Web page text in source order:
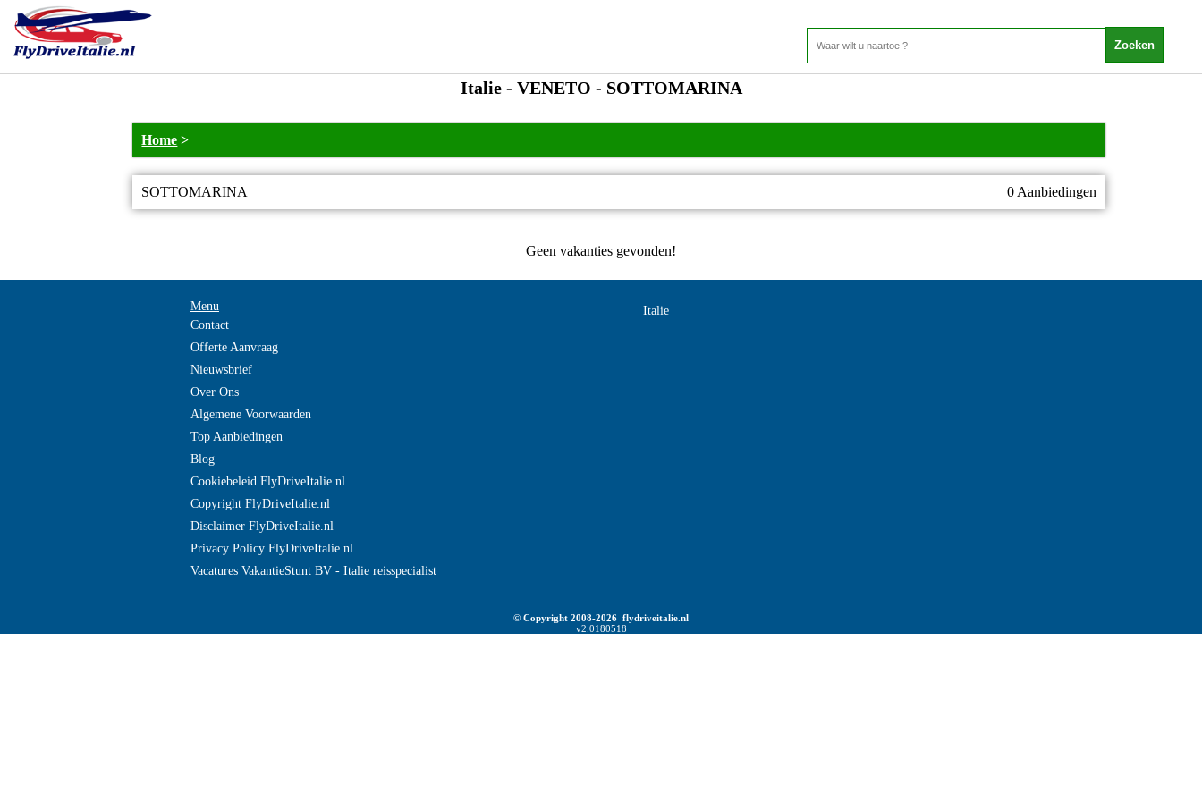
Italie - VENETO - SOTTOMARINA
Home >
SOTTOMARINA 0 Aanbiedingen
Geen vakanties gevonden!
Menu
Contact
Offerte Aanvraag
Nieuwsbrief
Over Ons
Algemene Voorwaarden
Top Aanbiedingen
Blog
Cookiebeleid FlyDriveItalie.nl
Copyright FlyDriveItalie.nl
Disclaimer FlyDriveItalie.nl
Privacy Policy FlyDriveItalie.nl
Vacatures VakantieStunt BV - Italie reisspecialist
Italie
© Copyright 2008-2026 flydriveitalie.nl
v2.0180518